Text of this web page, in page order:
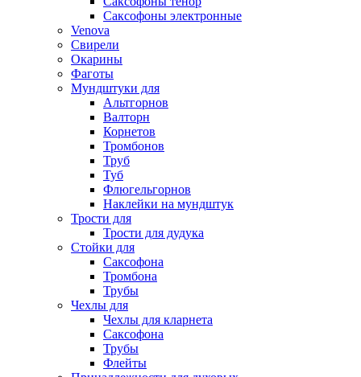
Саксофоны электронные
Venova
Свирели
Окарины
Фаготы
Мундштуки для
Альтгорнов
Валторн
Корнетов
Тромбонов
Труб
Туб
Флюгельгорнов
Наклейки на мундштук
Трости для
Трости для дудука
Стойки для
Саксофона
Тромбона
Трубы
Чехлы для
Чехлы для кларнета
Саксофона
Трубы
Флейты